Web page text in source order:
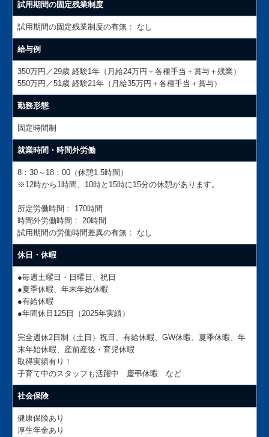
試用期間の固定残業制度
試用期間の固定残業制度の有無： なし
給与例
350万円／29歳 経験1年（月給24万円＋各種手当＋賞与＋残業）
550万円／51歳 経験21年（月給35万円＋各種手当＋賞与）
勤務形態
固定時間制
就業時間・時間外労働
8：30～18：00（休憩1.5時間）
※12時から1時間、10時と15時に15分の休憩があります。
所定労働時間： 170時間
時間外労働時間： 20時間
試用期間の労働時間差異の有無： なし
休日・休暇
●毎週土曜日・日曜日、祝日
●夏季休暇、年末年始休暇
●有給休暇
●年間休日125日（2025年実績）
完全週休2日制（土日）祝日、有給休暇、GW休暇、夏季休暇、年
末年始休暇、産前産後・育児休暇
取得実績有り！
子育て中のスタッフも活躍中 慶弔休暇 など
社会保険
健康保険あり
厚生年金あり